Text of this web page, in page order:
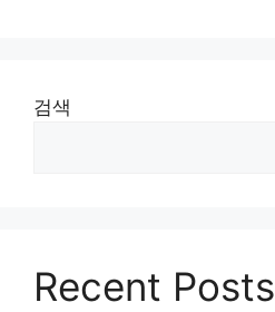
검색
Recent Posts